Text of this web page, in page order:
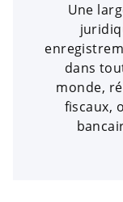
Une
dans
monde,
fiscaux,